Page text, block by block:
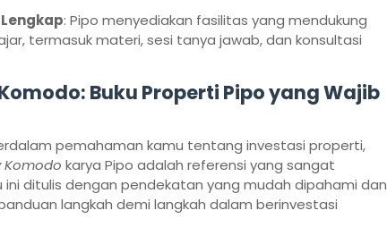
: Pipo menyediakan fasilitas yang mendukung
termasuk materi, sesi tanya jawab, dan konsultasi
Buku Properti Pipo yang Wajib
pemahaman kamu tentang investasi properti,
Komodo karya Pipo adalah referensi yang sangat
ini ditulis dengan pendekatan yang mudah dipahami dan
langkah demi langkah dalam berinvestasi